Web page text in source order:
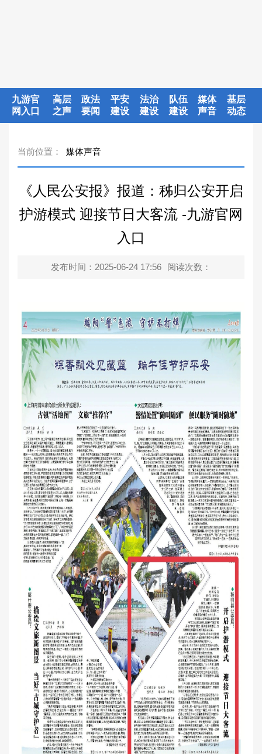
九游官
网入口
高层
之声
政法
要闻
平安
建设
法治
建设
队伍
建设
媒体
声音
基层
动态
当前位置： 媒体声音
《人民公安报》报道：秭归公安开启
护游模式 迎接节日大客流 -九游官网
入口
发布时间：2025-06-24 17:56 阅读次数：